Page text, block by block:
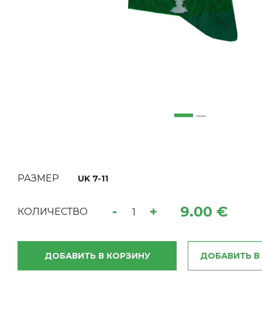
РАЗМЕР UK 7-11
КОЛИЧЕСТВО - + 9.00 €
ДОБАВИТЬ В КОРЗИНУ ДОБАВИТЬ